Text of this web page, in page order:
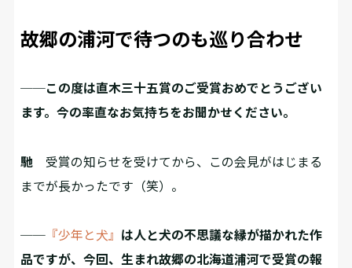
故郷の浦河で待つのも巡り合わせ
──この度は直木三十五賞のご受賞おめでとうござい
ます。今の率直なお気持ちをお聞かせください。
馳 受賞の知らせを受けてから、この会見がはじまる
までが長かったです（笑）。
── 『少年と犬』 は人と犬の不思議な縁が描かれた作
品ですが、今回、生まれ故郷の北海道浦河で受賞の報